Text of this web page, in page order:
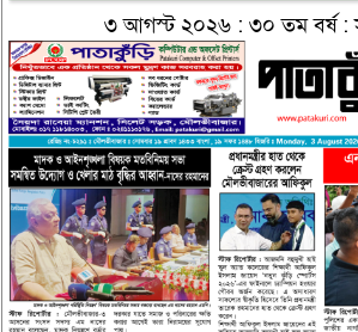
৩ আগস্ট ২০২৬ : ৩০ তম বর্ষ :